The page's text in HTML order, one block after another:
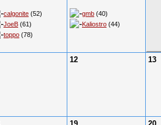
calgonite (52)
JoeB (61)
toppo (78)
gmb (40)
Kaliostro (44)
12 13